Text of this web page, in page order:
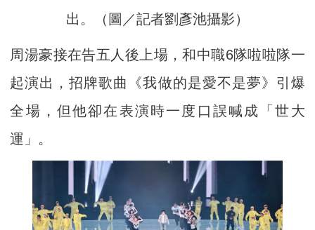
出。（圖／記者劉彥池攝影）
周湯豪接在告五人後上場，和中職6隊啦啦隊一
起演出，招牌歌曲《我做的是愛不是夢》引爆
全場，但他卻在表演時一度口誤喊成「世大
運」。